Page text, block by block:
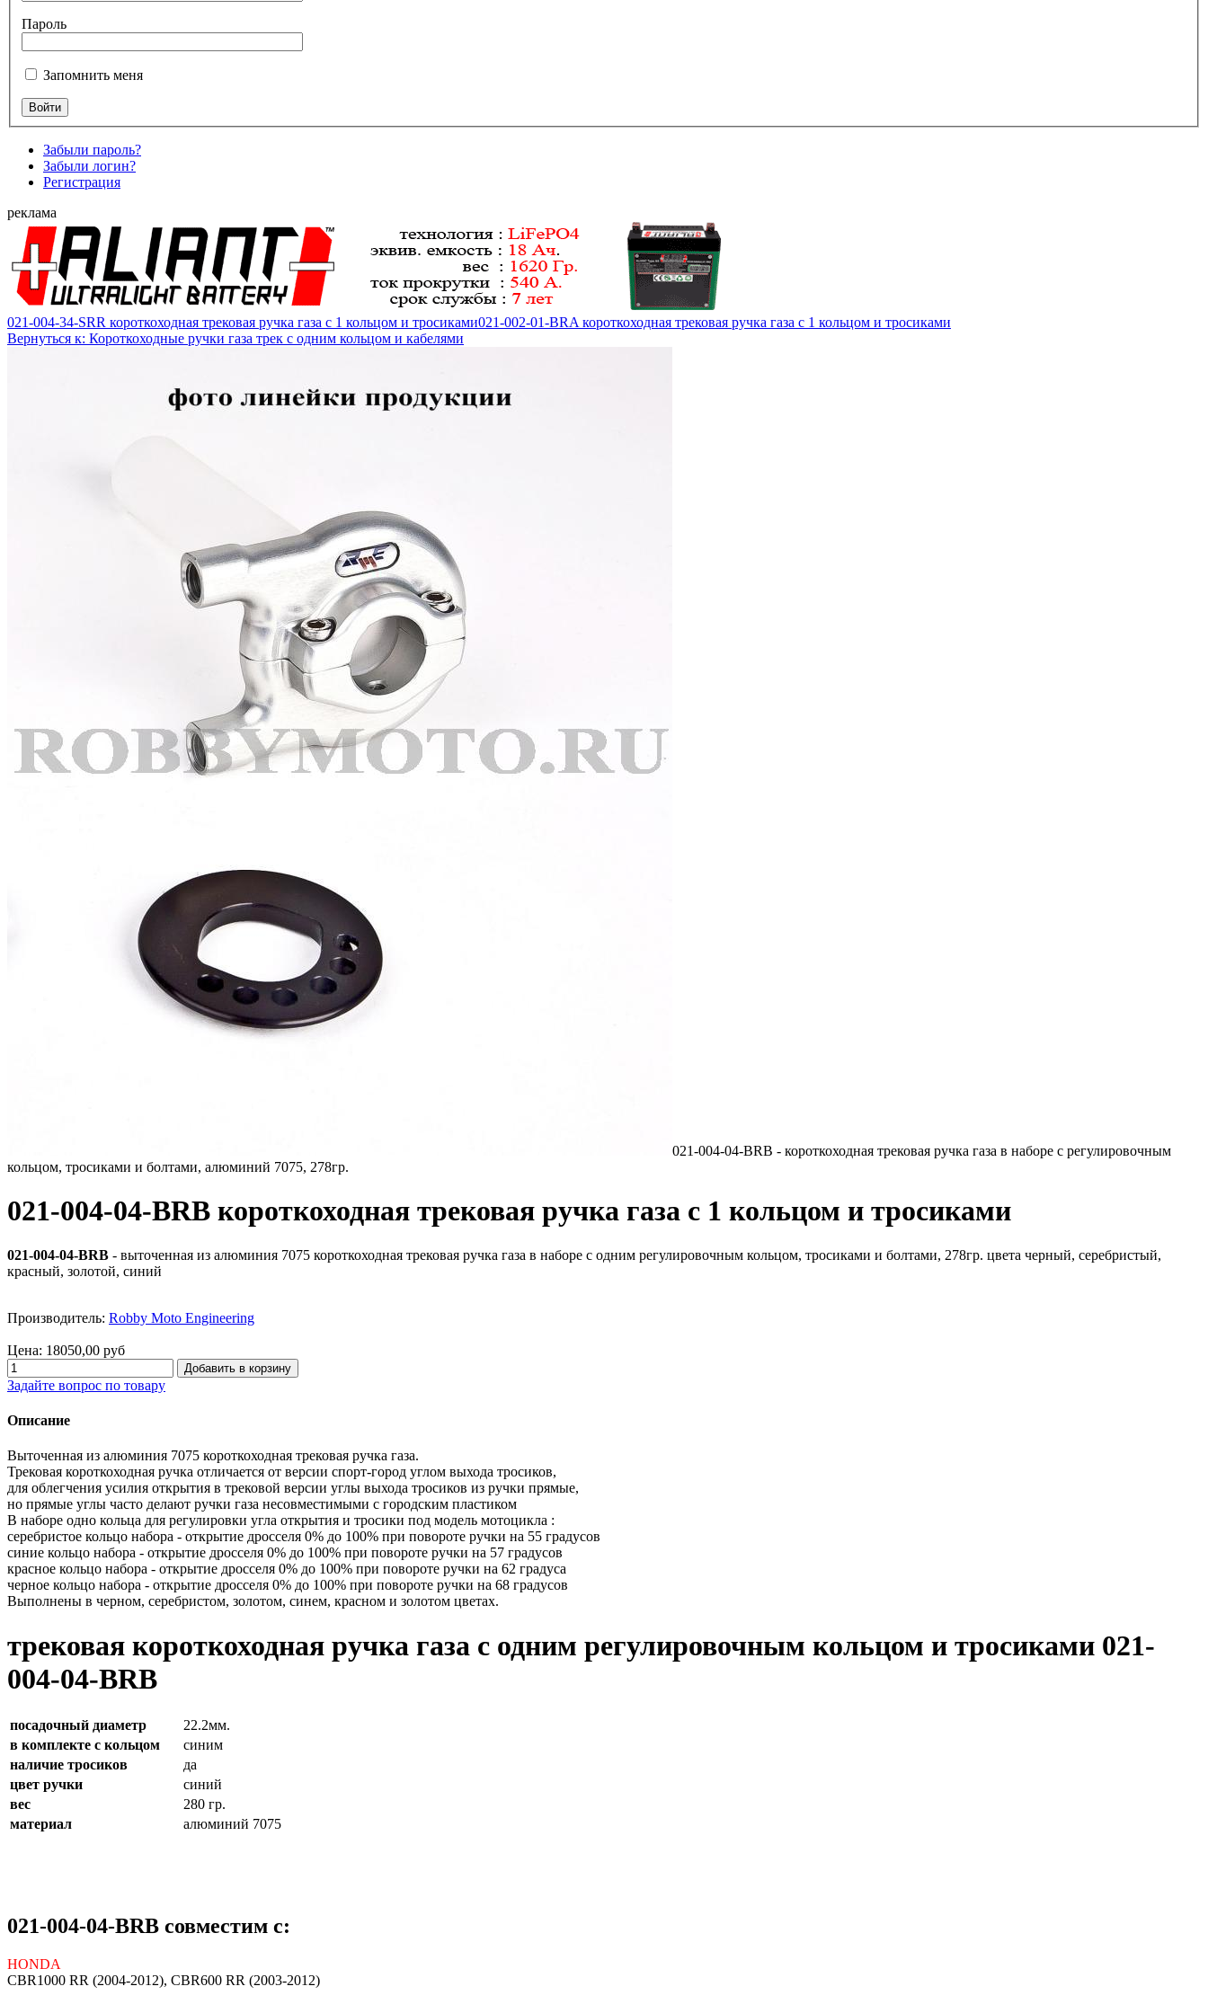
Пароль
Запомнить меня
Забыли пароль?
Забыли логин?
Регистрация
реклама
021-004-34-SRR короткоходная трековая ручка газа с 1 кольцом и тросиками021-002-01-BRA короткоходная трековая ручка газа с 1 кольцом и тросиками
Вернуться к: Короткоходные ручки газа трек с одним кольцом и кабелями
021-004-04-BRB - короткоходная трековая ручка газа в наборе с регулировочным
кольцом, тросиками и болтами, алюминий 7075, 278гр.
021-004-04-BRB короткоходная трековая ручка газа с 1 кольцом и тросиками
021-004-04-BRB - выточенная из алюминия 7075 короткоходная трековая ручка газа в наборе с одним регулировочным кольцом, тросиками и болтами, 278гр. цвета черный, серебристый,
красный, золотой, синий
Производитель: Robby Moto Engineering
Цена: 18050,00 руб
Задайте вопрос по товару
Описание
Выточенная из алюминия 7075 короткоходная трековая ручка газа.
Трековая короткоходная ручка отличается от версии спорт-город углом выхода тросиков,
для облегчения усилия открытия в трековой версии углы выхода тросиков из ручки прямые,
но прямые углы часто делают ручки газа несовместимыми с городским пластиком
В наборе одно кольца для регулировки угла открытия и тросики под модель мотоцикла :
серебристое кольцо набора - открытие дросселя 0% до 100% при повороте ручки на 55 градусов
синие кольцо набора - открытие дросселя 0% до 100% при повороте ручки на 57 градусов
красное кольцо набора - открытие дросселя 0% до 100% при повороте ручки на 62 градуса
черное кольцо набора - открытие дросселя 0% до 100% при повороте ручки на 68 градусов
Выполнены в черном, серебристом, золотом, синем, красном и золотом цветах.
трековая короткоходная ручка газа с одним регулировочным кольцом и тросиками 021-
004-04-BRB
посадочный диаметр
22.2мм.
в комплекте с кольцом
синим
наличие тросиков
да
цвет ручки
синий
вес
280 гр.
материал
алюминий 7075
021-004-04-BRB совместим с:
HONDA
CBR1000 RR (2004-2012), CBR600 RR (2003-2012)